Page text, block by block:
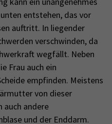
entstehen, das vor
auftritt. In liegender
verschwinden, da
wegfällt. Neben
Frau auch ein
empfinden. Meistens
von dieser
auch andere
und der Enddarm.